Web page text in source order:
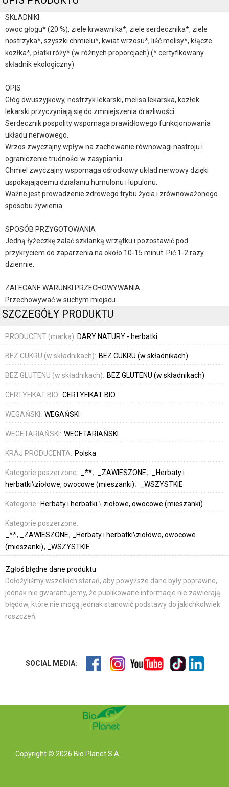
SKŁADNIKI
owoc głogu* (20 %), ziele krwawnika*, ziele serdecznika*, ziele
nostrzyka*, szyszki chmielu*, kwiat wrzosu*, liść melisy*, kłącze
kozłka*, płatki róży* (w różnych proporcjach) (* certyfikowany
składnik ekologiczny)
OPIS
Głóg dwuszyjkowy, nostrzyk lekarski, melisa lekarska, kozłek
lekarski przyczyniają się do zmniejszenia drażliwości.
Serdecznik pospolity wspomaga prawidłowego funkcjonowania
układu nerwowego.
Wrzos zwyczajny wpływ na zachowanie równowagi nastroju i
ograniczenie trudności w zasypianiu.
Chmiel zwyczajny wspomaga ośrodkowy układ nerwowy dzięki
uspokajającemu działaniu humulonu i lupulonu.
Ważne jest prowadzenie zdrowego trybu życia i zrównoważonego
sposobu żywienia.
SPOSÓB PRZYGOTOWANIA
Jedną łyżeczkę zalać szklanką wrzątku i pozostawić pod
przykryciem do zaparzenia na około 10-15 minut. Pić 1-2 razy
dziennie.
ZALECANE WARUNKI PRZECHOWYWANIA
Przechowywać w suchym miejscu.
SZCZEGÓŁY PRODUKTU
PRODUCENT (marka): DARY NATURY - herbatki
BEZ CUKRU (w składnikach): BEZ CUKRU (w składnikach)
BEZ GLUTENU (w składnikach): BEZ GLUTENU (w składnikach)
CERTYFIKAT BIO: CERTYFIKAT BIO
WEGAŃSKI: WEGAŃSKI
WEGETARIAŃSKI: WEGETARIAŃSKI
KRAJ PRODUCENTA: Polska
Kategorie poszerzone: _** _ZAWIESZONE
_Herbaty i
herbatki\ziołowe, owocowe (mieszanki)
_WSZYSTKIE
Kategorie: Herbaty i herbatki \ ziołowe, owocowe (mieszanki)
Kategorie poszerzone:
_**
_ZAWIESZONE
_Herbaty i herbatki\ziołowe, owocowe
(mieszanki)
_WSZYSTKIE
Zgłoś błędne dane produktu
Dołożyliśmy wszelkich starań, aby powyższe dane były poprawne,
jednak nie gwarantujemy, że publikowane informacje nie zawierają
błędów, które nie mogą jednak stanowić podstawy do jakichkolwiek
roszczeń.
SOCIAL MEDIA:
Copyright © 2026 Bio Planet S.A.